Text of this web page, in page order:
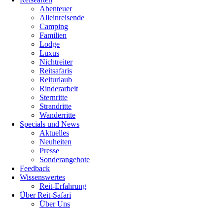
Abenteuer
Alleinreisende
Camping
Familien
Lodge
Luxus
Nichtreiter
Reitsafaris
Reiturlaub
Rinderarbeit
Sternritte
Strandritte
Wanderritte
Specials und News
Aktuelles
Neuheiten
Presse
Sonderangebote
Feedback
Wissenswertes
Reit-Erfahrung
Über Reit-Safari
Über Uns